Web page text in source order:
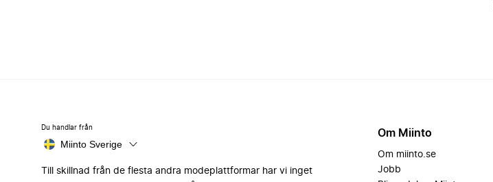
Du handlar från
Miinto Sverige
Till skillnad från de flesta andra modeplattformar har vi inget
Om Miinto
Om miinto.se
Jobb